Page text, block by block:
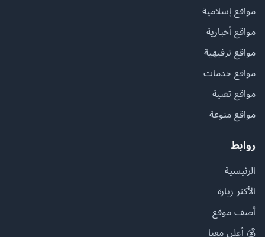
مواقع إسلامية
مواقع أخبارية
مواقع ترفيهية
مواقع خدمات
مواقع تقنية
مواقع منوعة
روابط
الرئيسية
الأكثر زيارة
أضف موقع
💰 أعلن معنا